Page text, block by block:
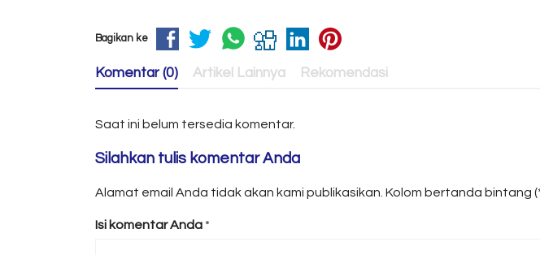
Bagikan ke
Komentar (0) Artikel Lainnya Rekomendasi
Saat ini belum tersedia komentar.
Silahkan tulis komentar Anda
Alamat email Anda tidak akan kami publikasikan. Kolom bertanda bintang
Isi komentar Anda *